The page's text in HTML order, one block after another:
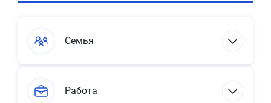
Семья
Работа